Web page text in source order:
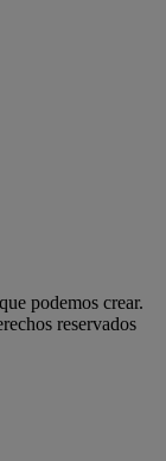
podemos crear.
reservados